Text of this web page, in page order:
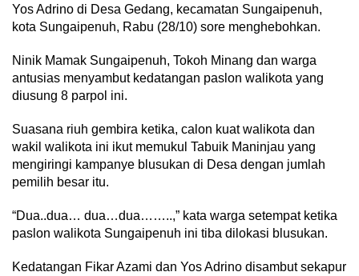
Yos Adrino di Desa Gedang, kecamatan Sungaipenuh,
kota Sungaipenuh, Rabu (28/10) sore menghebohkan.
Ninik Mamak Sungaipenuh, Tokoh Minang dan warga
antusias menyambut kedatangan paslon walikota yang
diusung 8 parpol ini.
Suasana riuh gembira ketika, calon kuat walikota dan
wakil walikota ini ikut memukul Tabuik Maninjau yang
mengiringi kampanye blusukan di Desa dengan jumlah
pemilih besar itu.
“Dua..dua… dua…dua……..,” kata warga setempat ketika
paslon walikota Sungaipenuh ini tiba dilokasi blusukan.
Kedatangan Fikar Azami dan Yos Adrino disambut sekapur